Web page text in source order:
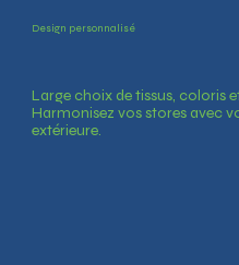
Design personnalisé
Large choix de tissus, coloris
Harmonisez vos stores avec
extérieure.